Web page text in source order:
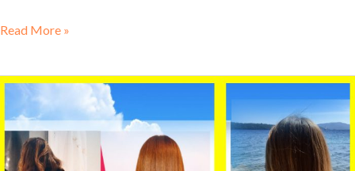
Read More »
Keratynowe
prostowanie
EFEKTY:
jak
długo